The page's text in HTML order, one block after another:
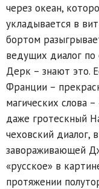
через океан,
укладывается в
бортом
ведущих диалог
Дерк – знают это.
Франции –
магических слова
даже гротескный
чеховский диалог,
завораживающей
«русское» в
протяжении